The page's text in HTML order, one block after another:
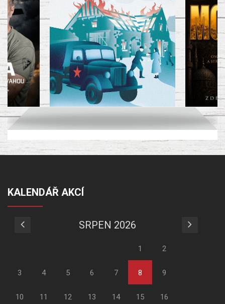
KALENDÁŘ AKCÍ
SRPEN 2026
1 2
3 4 5 6 7 8 9
10 11 12 13 14 15 16